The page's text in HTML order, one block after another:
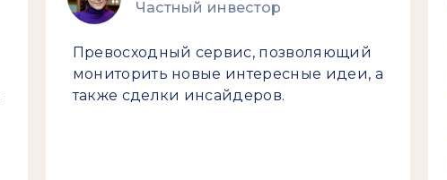
Частный инвестор
Превосходный сервис, позволяющий
мониторить новые интересные идеи, а
также сделки инсайдеров.